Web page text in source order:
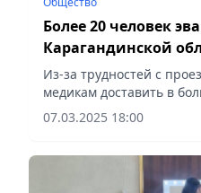
Более 20 человек
Карагандинской
Из-за трудностей с
медикам доставить в
сообщает Vecher.kz.
07.03.2025 18:00